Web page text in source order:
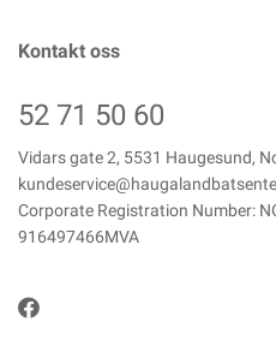
Kontakt oss
52 71 50 60
Vidars gate 2, 5531 Haugesund,
Corporate Registration Number:
916497466MVA